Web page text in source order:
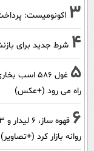
3 اکونومیست:
4 شرط جدید برای
5
راه می رود (+عکس)
6
روانه بازار کرد (+تصاویر)